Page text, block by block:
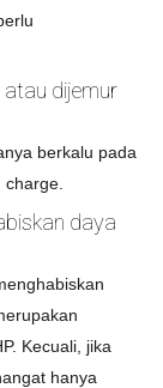
atau dijemur
berkalu pada
daya
Kecuali, jika
hanya